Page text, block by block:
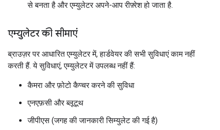
से बनता है और एम्युलेटर अपने-आप रीफ़्रेश हो जाता है.
एम्युलेटर की सीमाएं
ब्राउज़र पर आधारित एम्युलेटर में, हार्डवेयर की सभी सुविधाएं काम नहीं
करती हैं. ये सुविधाएं, एम्युलेटर में उपलब्ध नहीं हैं:
कैमरा और फ़ोटो कैप्चर करने की सुविधा
एनएफ़सी और ब्लूटूथ
जीपीएस (जगह की जानकारी सिम्युलेट की गई है)